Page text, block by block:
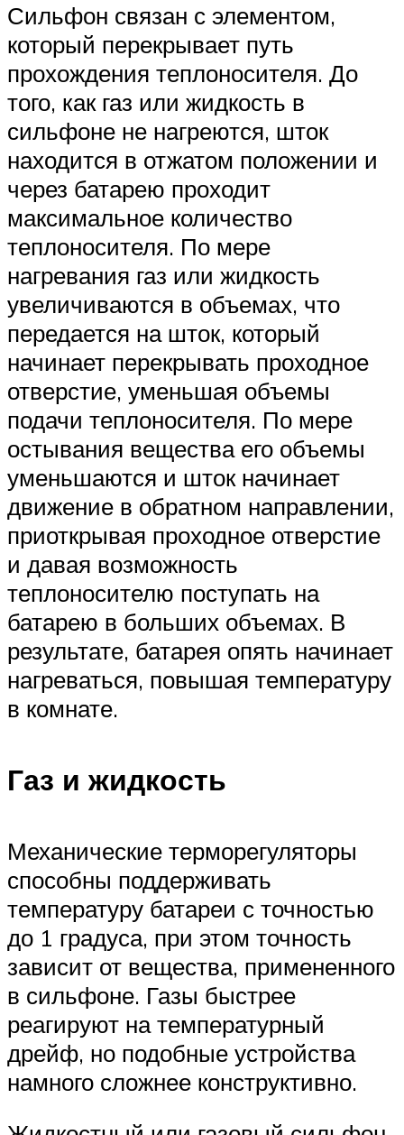
Сильфон связан с элементом,
который перекрывает путь
прохождения теплоносителя. До
того, как газ или жидкость в
сильфоне не нагреются, шток
находится в отжатом положении и
через батарею проходит
максимальное количество
теплоносителя. По мере
нагревания газ или жидкость
увеличиваются в объемах, что
передается на шток, который
начинает перекрывать проходное
отверстие, уменьшая объемы
подачи теплоносителя. По мере
остывания вещества его объемы
уменьшаются и шток начинает
движение в обратном направлении,
приоткрывая проходное отверстие
и давая возможность
теплоносителю поступать на
батарею в больших объемах. В
результате, батарея опять начинает
нагреваться, повышая температуру
в комнате.
Газ и жидкость
Механические терморегуляторы
способны поддерживать
температуру батареи с точностью
до 1 градуса, при этом точность
зависит от вещества, примененного
в сильфоне. Газы быстрее
реагируют на температурный
дрейф, но подобные устройства
намного сложнее конструктивно.